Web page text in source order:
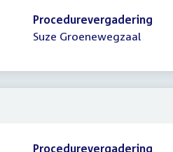
Procedurevergadering
Suze Groenewegzaal
Procedurevergadering